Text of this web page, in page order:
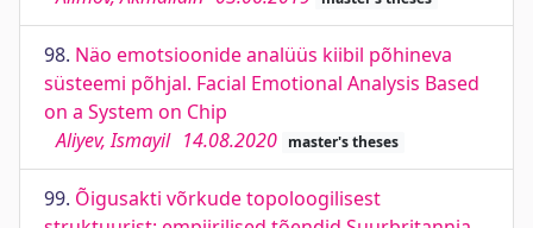
98. Näo emotsioonide analüüs kiibil põhineva
süsteemi põhjal. Facial Emotional Analysis Based
on a System on Chip
Aliyev, Ismayil 14.08.2020 master's theses
99. Õigusakti võrkude topoloogilisest